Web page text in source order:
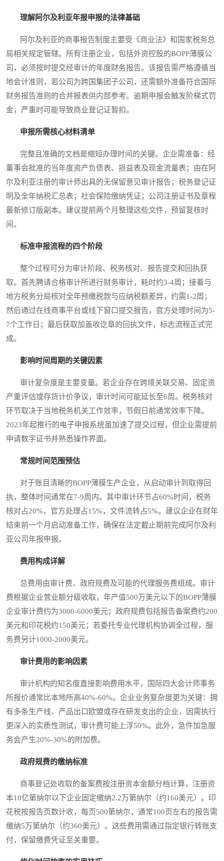
理解阿尔及利亚年报申报的法律基础
阿尔及利亚的商事报告制度主要受《商业法》和国家税务总
局相关规定管辖。所有注册企业，包括外资控股的BOPP薄膜公
司，必须按时提交经审计的年度财务报告。该报告需严格遵循当
地会计准则，若公司为跨国集团子公司，还需额外准备符合国际
财务报告准则的合并报表供内部参考。逾期申报会触发阶梯式罚
金，严重时可能导致商业登记证暂扣。
申报所需核心材料清单
完整且准确的文档是缩短办理时间的关键。企业需准备：经
董事会批准的当年度资产负债表、损益表及现金流量表；由在阿
尔及利亚注册的审计师出具的无保留意见审计报告；税务登记证
明及全年纳税汇总表；社会保险缴纳凭证；公司注册证书及章程
最新修订版副本。建议提前两个月整理这些文件，预留复核时
间。
标准申报流程的四个阶段
整个过程可分为审计阶段、税务核对、报告提交和回执获
取。首先聘请合格审计所进行财务审计，耗时约3-4周；接着与
地方税务分局核对全年预缴税款与应纳税额差异，约需1-2周；
然后通过在线商事平台或线下窗口提交报告，官方处理时间为5-
7个工作日；最后获取加盖收讫章的回执文件，标志流程正式完
成。
影响时间周期的关键因素
审计复杂度是主要变量。若企业存在跨境关联交易、固定资
产重评估或存货计价争议，审计时间可能延长至6周。税务核对
环节取决于当地税务机关工作效率，节假日前通常效率下降。
2023年起推行的电子申报系统虽加速了提交过程，但企业需提前
申请数字证书并熟悉操作界面。
常规时间范围预估
对于账目清晰的BOPP薄膜生产企业，从启动审计到取得回
执，整体时间通常在7-9周内。其中审计环节占60%时间，税务
核对占20%，官方处理占15%，文件流转占5%。建议企业在财年
结束前一个月启动准备工作，确保在法定截止期前完成阿尔及利
亚公司年报申报。
费用构成详解
总费用由审计费、政府规费及可能的代理服务费组成。审计
费根据企业营业额分级收取，年产值500万美元以下的BOPP薄膜
企业审计费约为3000-6000美元；政府规费包括报告备案费约200
美元和印花税约150美元；若委托专业代理机构协调全过程，服
务费另计1000-2000美元。
审计费用的影响因素
审计机构的知名度直接影响费用水平，国际四大会计师事务
所报价通常比本地所高40%-60%。企业业务复杂度更为关键：拥
有多条生产线、产品出口欧盟或存在研发支出的企业，因需执行
更深入的实质性测试，审计费可能上浮50%。此外，急件加急服
务会产生20%-30%的附加费。
政府规费的缴纳标准
商事登记处收取的备案费按注册资本金额分档计算，注册资
本10亿第纳尔以下企业固定缴纳2.2万第纳尔（约160美元）。印
花税按报告页数计收，每页500第纳尔，通常100页左右的报告需
缴纳5万第纳尔（约360美元）。这些费用需通过指定银行转账支
付，保留缴费凭证至关重要。